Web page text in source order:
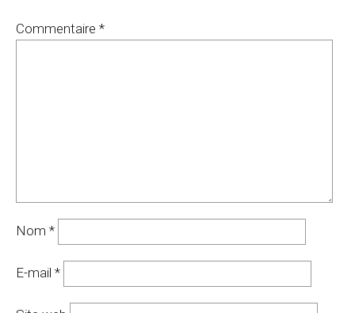
Commentaire *
Nom *
E-mail *